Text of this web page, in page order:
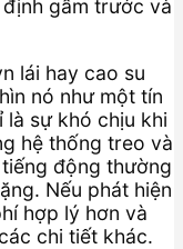
gầm trước và
lái hay cao su
nó như một tín
là sự khó chịu khi
hệ thống treo và
động thường
Nếu phát hiện
hợp lý hơn và
chi tiết khác.